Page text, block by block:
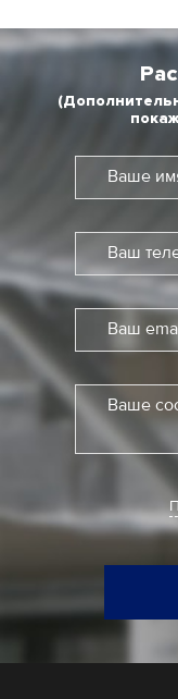
Ваше
Ваш
Ваш
Ваше